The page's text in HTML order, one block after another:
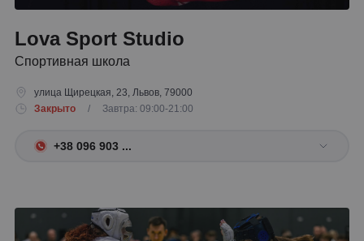
Lova Sport Studio
Спортивная школа
улица Щирецкая, 23, Львов, 79000
Закрыто
/ Завтра: 09:00-21:00
+38 096 903 ...